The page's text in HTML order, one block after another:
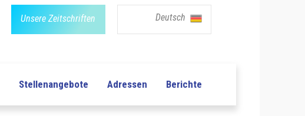
Unsere Zeitschriften Deutsch
Stellenangebote Adressen Berichte